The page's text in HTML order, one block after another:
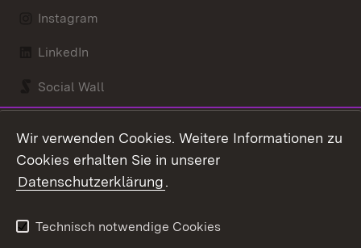
Instagram
LinkedIn
Social Wall
Kontakt
Barrierefreiheit
Wir verwenden Cookies. Weitere Informationen zu
Cookies erhalten Sie in unserer
Datenschutzerklärung.
Technisch notwendige Cookies